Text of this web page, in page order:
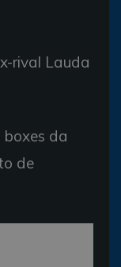
rival Lauda
boxes da
de